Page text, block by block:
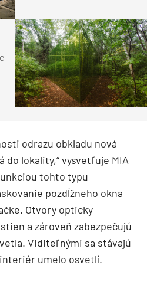
odrazu obkladu nová
do lokality,“ vysvetľuje MIA
tohto typu
pozdĺžneho okna
Otvory opticky
a zároveň zabezpečujú
Viditeľnými sa stávajú
umelo osvetlí.